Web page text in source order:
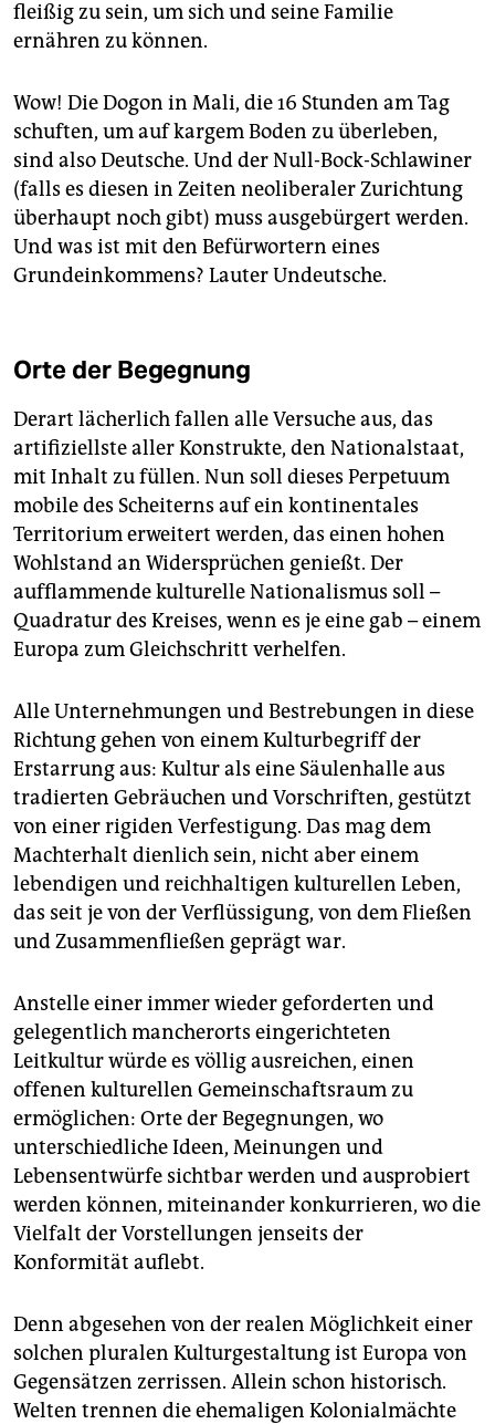
fleißig zu sein, um sich und seine Familie
ernähren zu können.
Wow! Die Dogon in Mali, die 16 Stunden am Tag
schuften, um auf kargem Boden zu überleben,
sind also Deutsche. Und der Null-Bock-Schlawiner
(falls es diesen in Zeiten neoliberaler Zurichtung
überhaupt noch gibt) muss ausgebürgert werden.
Und was ist mit den Befürwortern eines
Grundeinkommens? Lauter Undeutsche.
Orte der Begegnung
Derart lächerlich fallen alle Versuche aus, das
artifiziellste aller Konstrukte, den Nationalstaat,
mit Inhalt zu füllen. Nun soll dieses Perpetuum
mobile des Scheiterns auf ein kontinentales
Territorium erweitert werden, das einen hohen
Wohlstand an Widersprüchen genießt. Der
aufflammende kulturelle Nationalismus soll –
Quadratur des Kreises, wenn es je eine gab – einem
Europa zum Gleichschritt verhelfen.
Alle Unternehmungen und Bestrebungen in diese
Richtung gehen von einem Kulturbegriff der
Erstarrung aus: Kultur als eine Säulenhalle aus
tradierten Gebräuchen und Vorschriften, gestützt
von einer rigiden Verfestigung. Das mag dem
Machterhalt dienlich sein, nicht aber einem
lebendigen und reichhaltigen kulturellen Leben,
das seit je von der Verflüssigung, von dem Fließen
und Zusammenfließen geprägt war.
Anstelle einer immer wieder geforderten und
gelegentlich mancherorts eingerichteten
Leitkultur würde es völlig ausreichen, einen
offenen kulturellen Gemeinschaftsraum zu
ermöglichen: Orte der Begegnungen, wo
unterschiedliche Ideen, Meinungen und
Lebensentwürfe sichtbar werden und ausprobiert
werden können, miteinander konkurrieren, wo die
Vielfalt der Vorstellungen jenseits der
Konformität auflebt.
Denn abgesehen von der realen Möglichkeit einer
solchen pluralen Kulturgestaltung ist Europa von
Gegensätzen zerrissen. Allein schon historisch.
Welten trennen die ehemaligen Kolonialmächte